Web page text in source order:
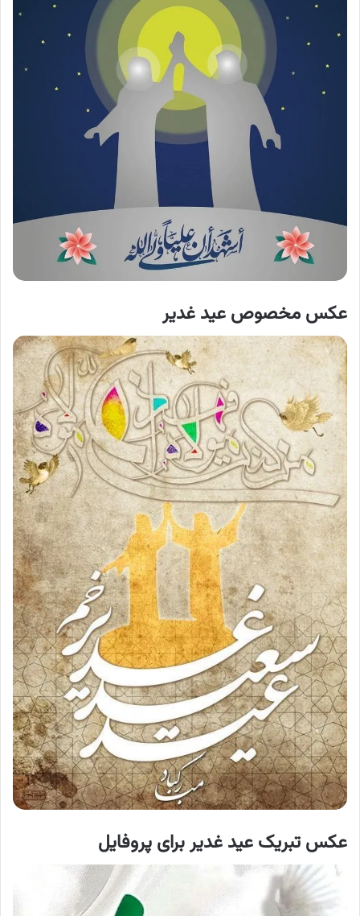
عکس مخصوص عید غدیر
عکس تبریک عید غدیر برای پروفایل